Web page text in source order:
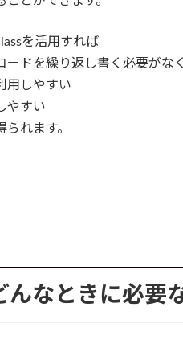
を活用すれば
ードを繰り返し書く必要がな
用しやすい
やすい
られます。
んなときに必要